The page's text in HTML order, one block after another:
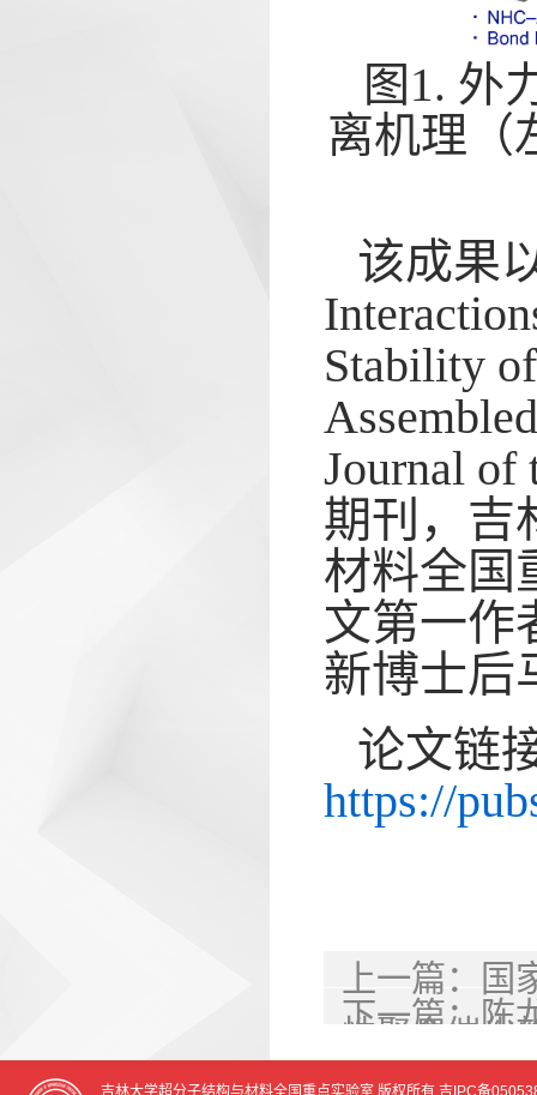
图1. 外
离机理（
该成果
Stability
Journal of
期刊，吉
材料全国
文第一作
新博士后
论文链
https://
上一篇：
国
性聚合催化
下一篇：陈
及其在无负
吉林大学超分子结构与材料全国重点实验室 版权所有 吉IPC备